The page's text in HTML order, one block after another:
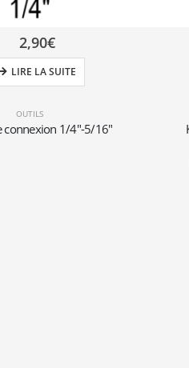
OUTILS
connexion 1/4″-5/16″
2,90€
LIRE LA SUITE